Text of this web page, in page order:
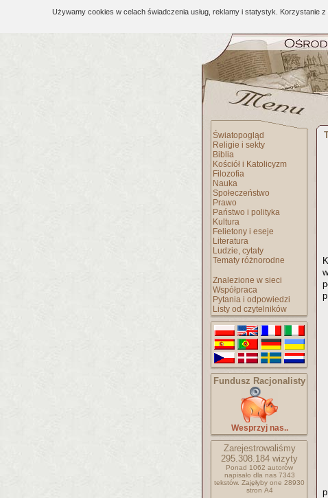
Używamy cookies w celach świadczenia usług, reklamy i statystyk. Korzystanie
Światopogląd
Religie i sekty
Biblia
Kościół i Katolicyzm
Filozofia
Nauka
Społeczeństwo
Prawo
Państwo i polityka
Kultura
Felietony i eseje
Literatura
Ludzie, cytaty
Tematy różnorodne
Znalezione w sieci
Współpraca
Pytania i odpowiedzi
Listy od czytelników
Fundusz Racjonalisty
Wesprzyj nas..
Zarejestrowaliśmy
295.308.184 wizyty
Ponad 1062 autorów
napisało dla nas 7343
tekstów. Zajęłyby one 28930
stron A4